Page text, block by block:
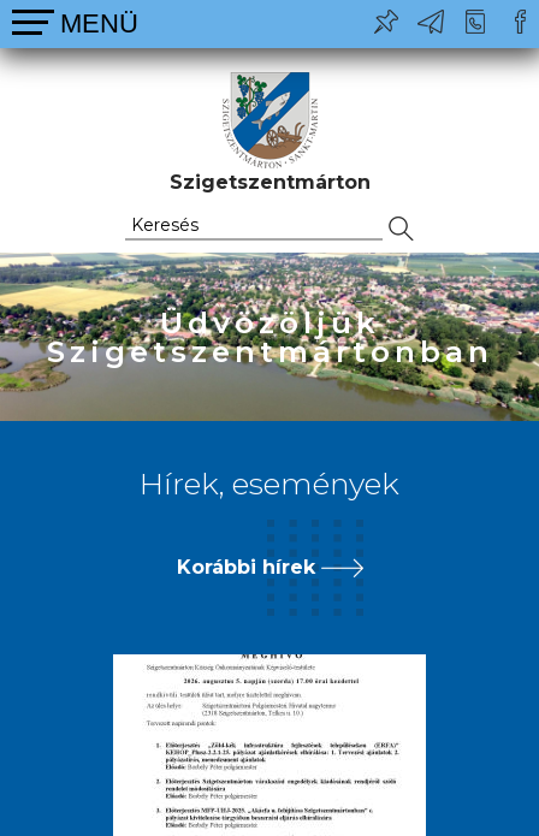
Szigetszentmárton
Üdvözöljük
Szigetszentmártonban
Hírek, események
Korábbi hírek